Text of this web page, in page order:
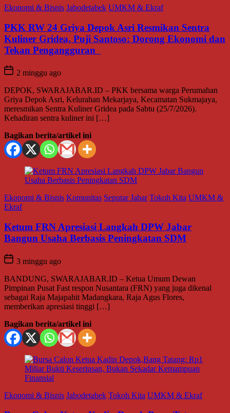
Ekonomi & Bisnis Jabodetabek UMKM & Ekraf
PKK RW 24 Griya Depok Asri Resmikan Sentra
Kuliner Gridea, Puji Santoso: Dorong Ekonomi dan
Tekan Pengangguran
2 minggu ago
DEPOK, SWARAJABAR.ID – PKK bersama warga Perumahan
Griya Depok Asri, Kelurahan Mekarjaya, Kecamatan Sukmajaya,
meresmikan Sentra Kuliner Gridea pada Sabtu (25/7/2026).
Kehadiran sentra kuliner ini […]
Bagikan berita/artikel ini
Ekonomi & Bisnis Komunitas Seputar Jabar Tokoh Kita UMKM &
Ekraf
Ketum FRN Apresiasi Langkah DPW Jabar
Bangun Usaha Berbasis Peningkatan SDM
3 minggu ago
BANDUNG, SWARAJABAR.ID – Ketua Umum Dewan
Pimpinan Pusat Fast respon Nusantara (FRN) yang juga dikenal
sebagai Raja Majapahit Madangkara, Raja Agus Flores,
memberikan apresiasi tinggi […]
Bagikan berita/artikel ini
Ekonomi & Bisnis Jabodetabek Tokoh Kita UMKM & Ekraf